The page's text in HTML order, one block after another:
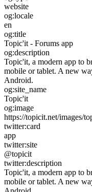
website
og:locale
en
og:title
Topic'it - Forums app
og:description
Topic'it, a modern app to
mobile or tablet. A new
Android.
og:site_name
Topic'it
og:image
https://topicit.net/images/
twitter:card
app
twitter:site
@topicit
twitter:description
Topic'it, a modern app to
mobile or tablet. A new